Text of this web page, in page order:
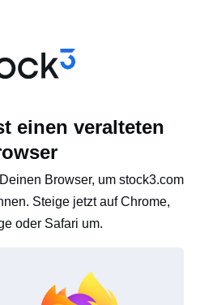
einen veralteten
Browser, um stock3.com
Steige jetzt auf Chrome,
oder Safari um.